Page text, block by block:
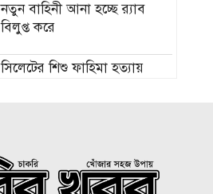
নতুন বাহিনী আনা হচ্ছে র‍্যাব
বিলুপ্ত করে
সিলেটের শিশু ফাহিমা হত্যায়